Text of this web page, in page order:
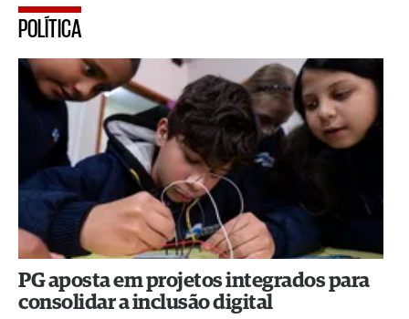
POLÍTICA
PG aposta em projetos integrados para
consolidar a inclusão digital